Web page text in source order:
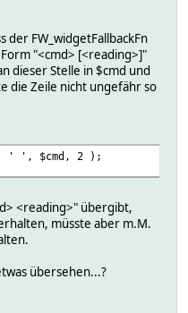
FW_widgetFallbackFn
"<cmd> [<reading>]"
dieser Stelle in $cmd und
die Zeile nicht ungefähr so
' ', $cmd, 2 );
<reading>" übergibt,
müsste aber m.M.
übersehen...?